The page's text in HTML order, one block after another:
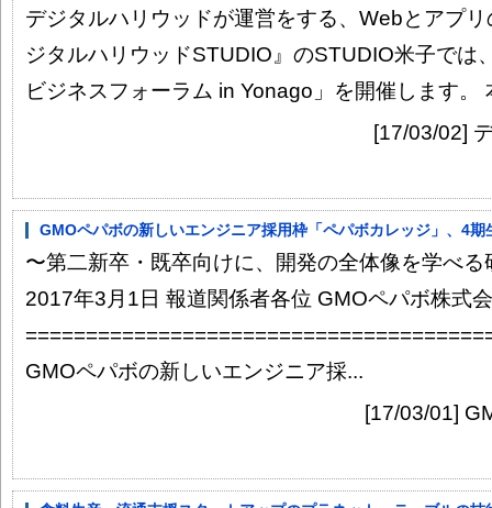
デジタルハリウッドが運営をする、Webとアプ
ジタルハリウッドSTUDIO』のSTUDIO米子では
ビジネスフォーラム in Yonago」を開催します。
[17/03/02]
GMOペパボの新しいエンジニア採用枠「ペパボカレッジ」、4期
〜第二新卒・既卒向けに、開発の全体像を学べ
2017年3月1日 報道関係者各位 GMOペパボ株式
GMOペパボの新しいエンジニア採...
[17/03/01]